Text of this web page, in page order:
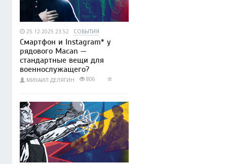
25.12.2025 23:52 СОБЫТИЯ
Смартфон и Instagram* у
рядового Macan —
стандартные вещи для
военнослужащего?
МИХАИЛ ДЕЛЯГИН 806